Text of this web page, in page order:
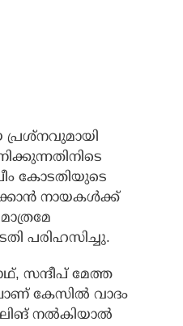
കോടതിയുടെ
നായകൾക്ക്
പരിഹസിച്ചു.
സന്ദീപ് മേത്ത
കേസിൽ വാദം
നൽകിയാൽ